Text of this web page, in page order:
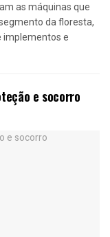
as máquinas que
da floresta,
implementos e
e socorro